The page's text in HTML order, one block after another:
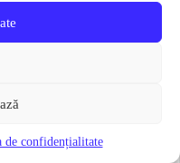
de confidențialitate
PRESS FIT 86.5MM